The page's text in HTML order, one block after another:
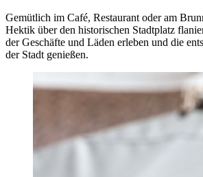
Gemütlich im Café, Restaurant oder am
Hektik über den historischen Stadtplatz
der Geschäfte und Läden erleben und die
der Stadt genießen.